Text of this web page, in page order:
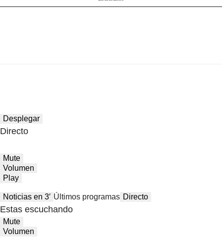
Desplegar
Directo
Mute
Volumen
Play
Noticias en 3′ Últimos programas Directo
Estas escuchando
Mute
Volumen